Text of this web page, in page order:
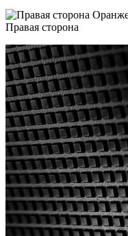
Правая сторона